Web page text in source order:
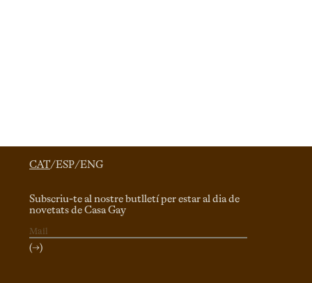
CAT/ESP/ENG
Subscriu-te al nostre butlletí per estar al dia de
novetats de Casa Gay
(→)